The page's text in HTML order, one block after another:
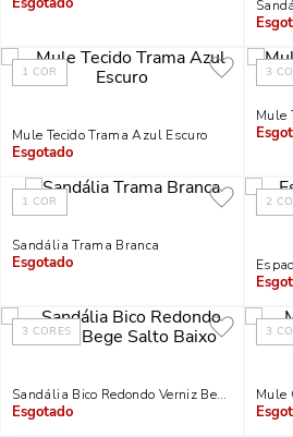
Indisponível
1 COR
Mule Tecido Trama Azul Escuro
Indisponível
3
Mule
1 COR
Sandália Trama Branca
Indisponível
2
3 CORES
Sandália Bico Redondo Verniz Bege Salto
Indisponível
3
Mule